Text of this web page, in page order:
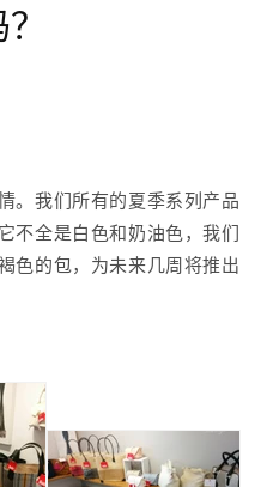
。我们所有的夏季系列产品
不全是白色和奶油色，我们
色的包，为未来几周将推出